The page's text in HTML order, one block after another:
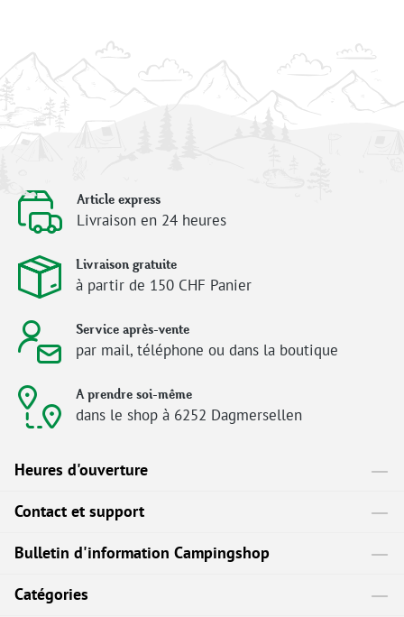
Article express
Livraison en 24 heures
Livraison gratuite
à partir de 150 CHF Panier
Service après-vente
par mail, téléphone ou dans la boutique
A prendre soi-même
dans le shop à 6252 Dagmersellen
Heures d'ouverture
Contact et support
Bulletin d'information Campingshop
Catégories